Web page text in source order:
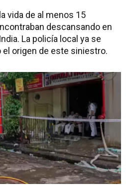
vida de al menos 15
descansando en
La policía local ya se
origen de este siniestro.